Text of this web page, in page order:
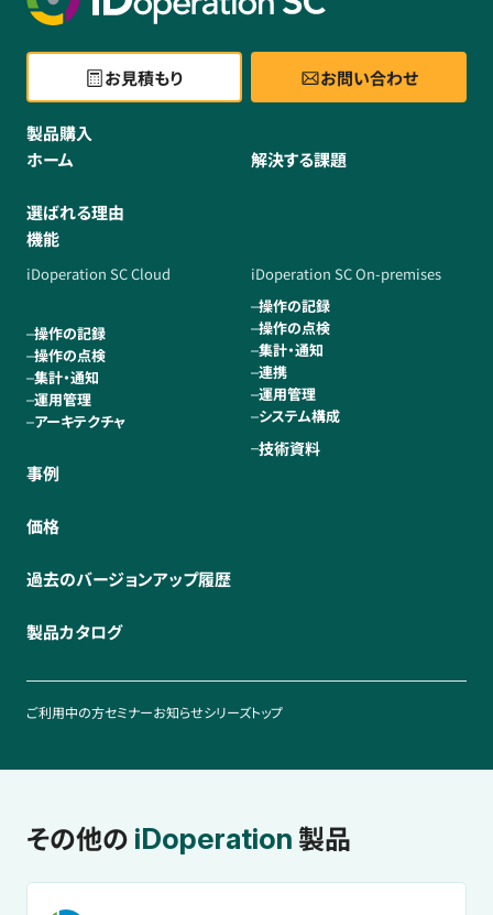
お見積もり お問い合わせ
製品購入
ホーム
解決する課題
選ばれる理由
機能
iDoperation SC Cloud
操作の記録
操作の点検
集計・通知
運用管理
アーキテクチャ
iDoperation SC On-premises
操作の記録
操作の点検
集計・通知
連携
運用管理
システム構成
技術資料
事例
価格
過去のバージョンアップ履歴
製品カタログ
ご利用中の方セミナーお知らせシリーズトップ
その他の iDoperation 製品